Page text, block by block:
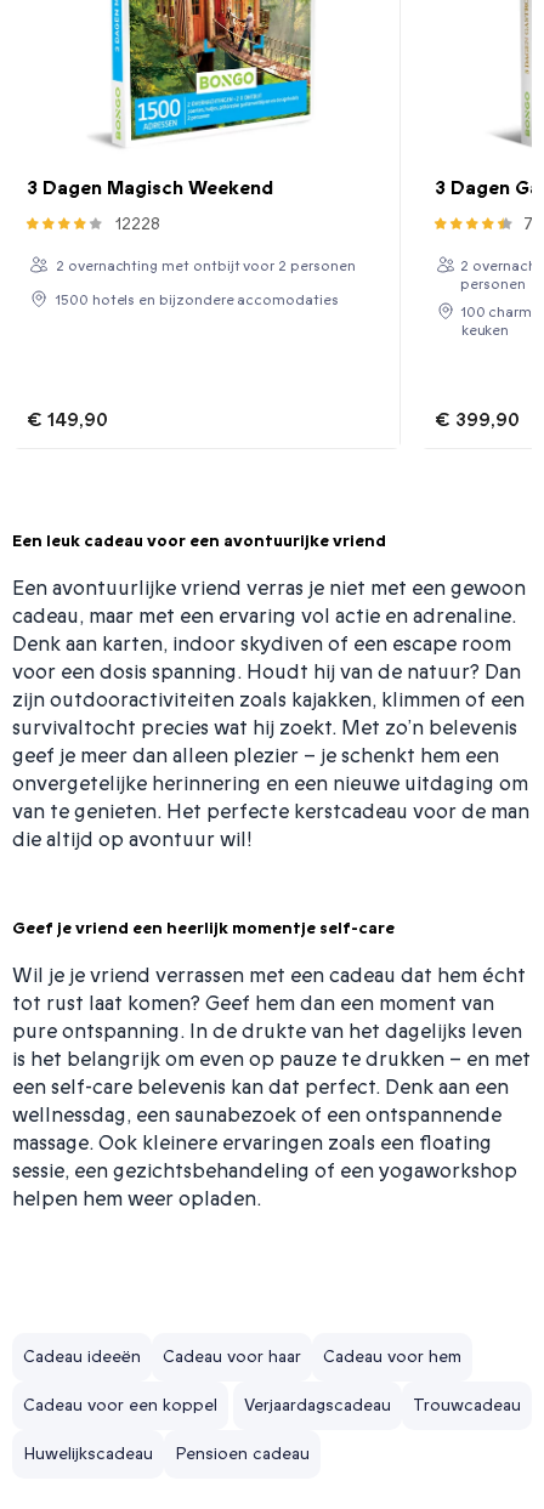
3 Dagen Magisch Weekend
12228
2 overnachting met ontbijt voor 2 personen
1500 hotels en bijzondere accomodaties
€ 149,90
3 Dagen
2
personen
100
keuken
€ 399,90
Een leuk cadeau voor een avontuurijke vriend
Een avontuurlijke vriend verras je niet met een gewoon
cadeau, maar met een ervaring vol actie en adrenaline.
Denk aan karten, indoor skydiven of een escape room
voor een dosis spanning. Houdt hij van de natuur? Dan
zijn outdooractiviteiten zoals kajakken, klimmen of een
survivaltocht precies wat hij zoekt. Met zo’n belevenis
geef je meer dan alleen plezier – je schenkt hem een
onvergetelijke herinnering en een nieuwe uitdaging om
van te genieten. Het perfecte kerstcadeau voor de man
die altijd op avontuur wil!
Geef je vriend een heerlijk momentje self-care
Wil je je vriend verrassen met een cadeau dat hem écht
tot rust laat komen? Geef hem dan een moment van
pure ontspanning. In de drukte van het dagelijks leven
is het belangrijk om even op pauze te drukken – en met
een self-care belevenis kan dat perfect. Denk aan een
wellnessdag, een saunabezoek of een ontspannende
massage. Ook kleinere ervaringen zoals een floating
sessie, een gezichtsbehandeling of een yogaworkshop
helpen hem weer opladen.
Cadeau ideeën Cadeau voor haar Cadeau voor hem
Cadeau voor een koppel Verjaardagscadeau Trouwcadeau
Huwelijkscadeau Pensioen cadeau